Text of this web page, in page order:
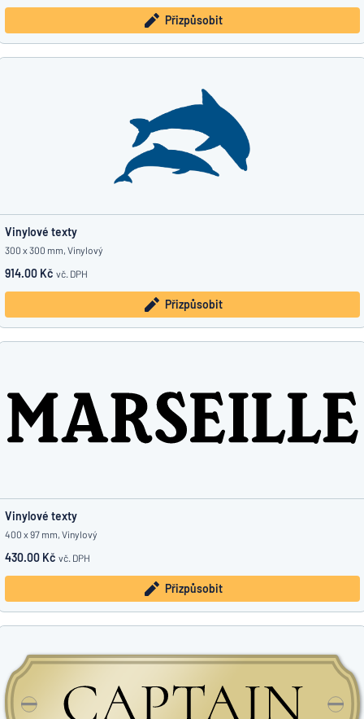
Přizpůsobit
Vinylové texty
300 x 300 mm, Vinylový
914.00 Kč vč. DPH
Přizpůsobit
Vinylové texty
400 x 97 mm, Vinylový
430.00 Kč vč. DPH
Přizpůsobit